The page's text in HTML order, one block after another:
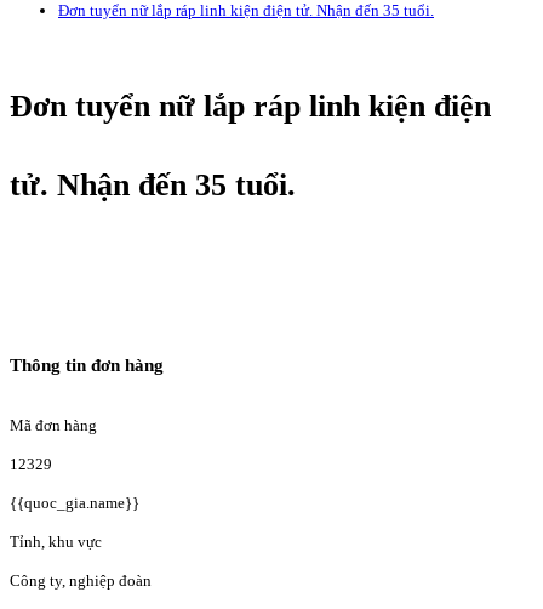
Đơn tuyển nữ lắp ráp linh kiện điện tử. Nhận đến 35 tuổi.
Đơn tuyển nữ lắp ráp linh kiện điện
tử. Nhận đến 35 tuổi.
Thông tin đơn hàng
Mã đơn hàng
12329
{{quoc_gia.name}}
Tỉnh, khu vực
Công ty, nghiệp đoàn